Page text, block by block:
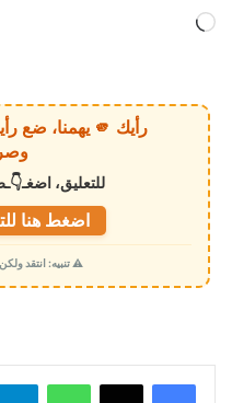
ي
م
ي
رأيك 🫵
للتعليق،
اضغط هنا
⚠️ تنبيه: انتقد
واتساب